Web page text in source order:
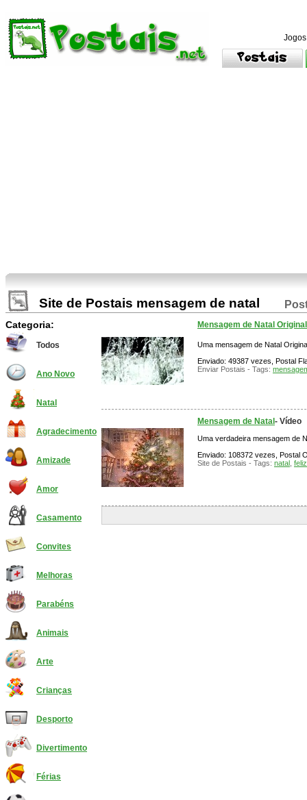
Site de Postais mensagem de natal
Categoria:
Todos
Ano Novo
Natal
Agradecimento
Amizade
Amor
Casamento
Convites
Melhoras
Parabéns
Animais
Arte
Crianças
Desporto
Divertimento
Férias
Mensagem de Natal Original
Uma mensagem de Natal
Enviado: 49387 vezes, Postal
Enviar Postais - Tags:
Mensagem de Natal - Vídeo
Uma verdadeira mensagem de
Enviado: 108372 vezes, Postal
Site de Postais - Tags: natal